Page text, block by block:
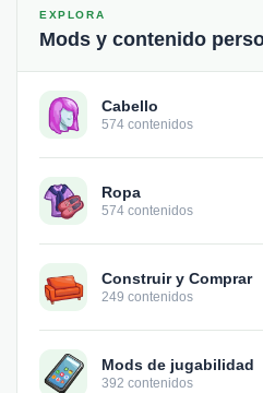
EXPLORA
Mods y contenido
Cabello
574 contenidos
Ropa
574 contenidos
Construir y Comprar
249 contenidos
Mods de jugabilidad
392 contenidos